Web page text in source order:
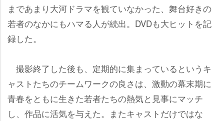
まであまり大河ドラマを観ていなかった、舞台好きの
若者のなかにもハマる人が続出。DVDも大ヒットを記
録した。
撮影終了した後も、定期的に集まっているというキ
ャストたちのチームワークの良さは、激動の幕末期に
青春をともに生きた若者たちの熱気と見事にマッチ
し、作品に活気を与えた。またキャストだけではな